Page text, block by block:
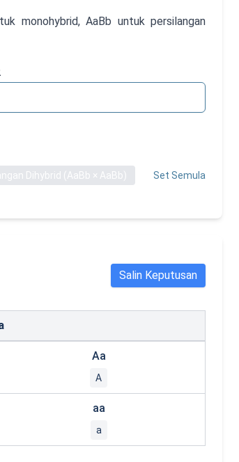
monohybrid, AaBb untuk persilangan
Dihybrid (AaBb × AaBb) Set Semula
Salin Keputusan
Aa
A
aa
a